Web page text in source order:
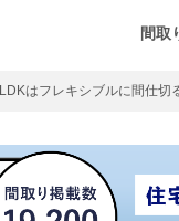
間取
LDKはフレキシブルに間仕切